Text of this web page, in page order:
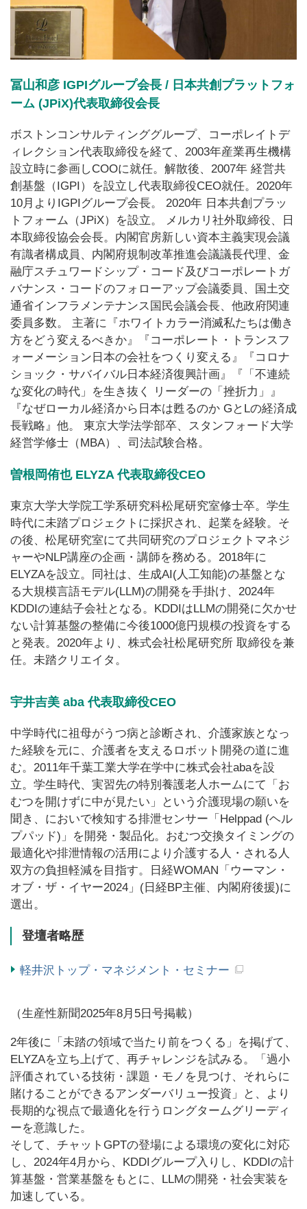
2年後に「未踏の領域で当たり前をつくる」を掲げて、
ELYZAを立ち上げて、再チャレンジを試みる。「過小
評価されている技術・課題・モノを見つけ、それらに
賭けることができるアンダーバリュー投資」と、より
長期的な視点で最適化を行うロングタームグリーディ
ーを意識した。
そして、チャットGPTの登場による環境の変化に対応
し、2024年4月から、KDDIグループ入りし、KDDIの計
算基盤・営業基盤をもとに、LLMの開発・社会実装を
加速している。
（生産性新聞2025年8月5日号掲載）
軽井沢トップ・マネジメント・セミナー
登壇者略歴
宇井吉美 aba 代表取締役CEO
中学時代に祖母がうつ病と診断され、介護家族となっ
た経験を元に、介護者を支えるロボット開発の道に進
む。2011年千葉工業大学在学中に株式会社abaを設
立。学生時代、実習先の特別養護老人ホームにて「お
むつを開けずに中が見たい」という介護現場の願いを
聞き、においで検知する排泄センサー「Helppad (ヘル
プパッド)」を開発・製品化。おむつ交換タイミングの
最適化や排泄情報の活用により介護する人・される人
双方の負担軽減を目指す。日経WOMAN「ウーマン・
オブ・ザ・イヤー2024」(日経BP主催、内閣府後援)に
選出。
曽根岡侑也 ELYZA 代表取締役CEO
東京大学大学院工学系研究科松尾研究室修士卒。学生
時代に未踏プロジェクトに採択され、起業を経験。そ
の後、松尾研究室にて共同研究のプロジェクトマネジ
ャーやNLP講座の企画・講師を務める。2018年に
ELYZAを設立。同社は、生成AI(人工知能)の基盤とな
る大規模言語モデル(LLM)の開発を手掛け、2024年
KDDIの連結子会社となる。KDDIはLLMの開発に欠かせ
ない計算基盤の整備に今後1000億円規模の投資をする
と発表。2020年より、株式会社松尾研究所 取締役を兼
任。未踏クリエイタ。
冨山和彦 IGPIグループ会長 / 日本共創プラットフォ
ーム (JPiX)代表取締役会長
ボストンコンサルティンググループ、コーポレイトデ
ィレクション代表取締役を経て、2003年産業再生機構
設立時に参画しCOOに就任。解散後、2007年 経営共
創基盤（IGPI）を設立し代表取締役CEO就任。2020年
10月よりIGPIグループ会長。 2020年 日本共創プラッ
トフォーム（JPiX）を設立。 メルカリ社外取締役、日
本取締役協会会長。内閣官房新しい資本主義実現会議
有識者構成員、内閣府規制改革推進会議議長代理、金
融庁スチュワードシップ・コード及びコーポレートガ
バナンス・コードのフォローアップ会議委員、国土交
通省インフラメンテナンス国民会議会長、他政府関連
委員多数。 主著に『ホワイトカラー消滅私たちは働き
方をどう変えるべきか』『コーポレート・トランスフ
ォーメーション日本の会社をつくり変える』『コロナ
ショック・サバイバル日本経済復興計画』『「不連続
な変化の時代」を生き抜く リーダーの「挫折力」』
『なぜローカル経済から日本は甦るのか GとLの経済成
長戦略』他。 東京大学法学部卒、スタンフォード大学
経営学修士（MBA）、司法試験合格。